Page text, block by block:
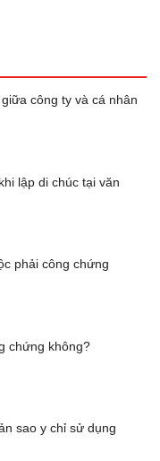
công ty và cá nhân
lập di chúc tại văn
phải công chứng
chứng không?
sao y chỉ sử dụng